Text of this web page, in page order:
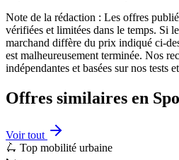
Note de la rédaction : Les offres
vérifiées et limitées dans le temps. Si
marchand diffère du prix indiqué ci-
est malheureusement terminée. Nos
indépendantes et basées sur nos tests
Offres similaires en
Voir tout
🛴 Top mobilité urbaine